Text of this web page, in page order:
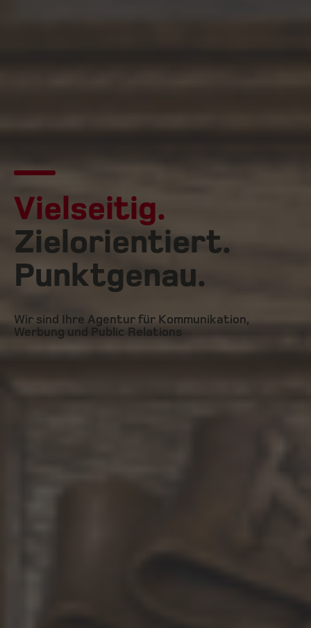
Vielseitig.
Zielorientiert.
Punktgenau.
Wir sind Ihre Agentur für Kommunikation,
Werbung und Public Relations